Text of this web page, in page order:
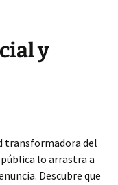
y
transformadora del
lo arrastra a
Descubre que